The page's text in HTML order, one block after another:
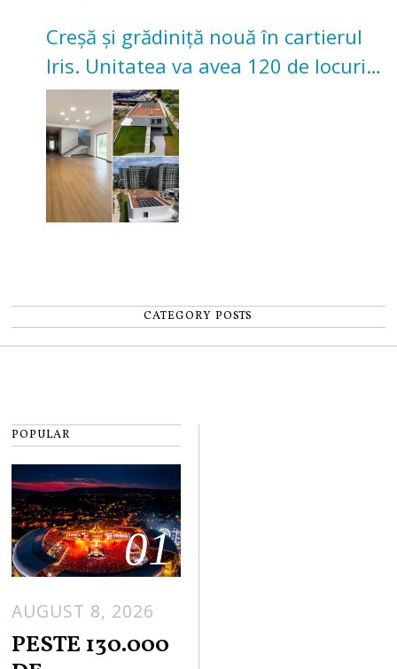
Creșă și grădiniță nouă în cartierul
Iris. Unitatea va avea 120 de locuri
pentru copii
CATEGORY POSTS
POPULAR
01
AUGUST 8, 2026
PESTE 130.000